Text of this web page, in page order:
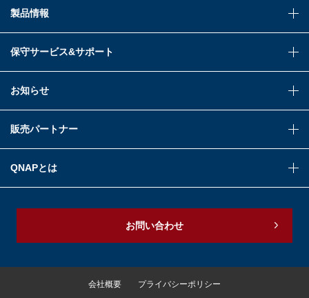
製品情報
保守サービス&サポート
お知らせ
販売パートナー
QNAPとは
お問い合わせ
会社概要 プライバシーポリシー